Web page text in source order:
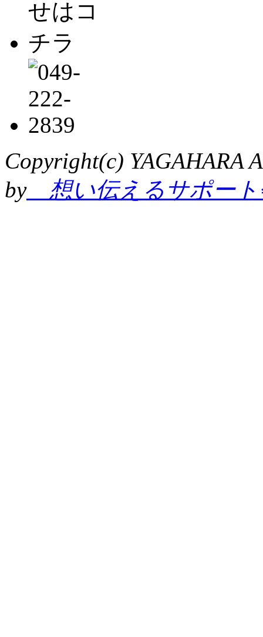
Copyright(c) YAGAHARA
by想い伝えるサポート